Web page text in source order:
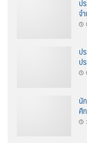
ป
จ
ป
ป
นั
ศึ